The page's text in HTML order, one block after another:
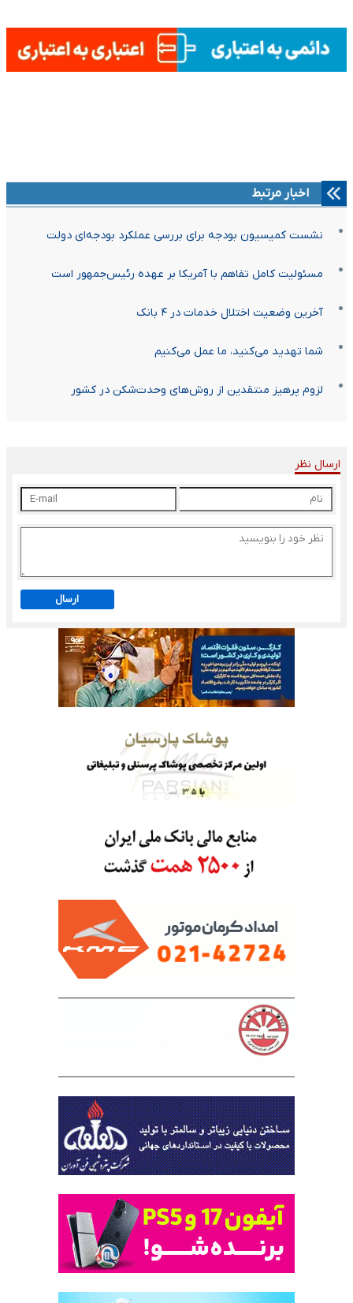
اخبار مرتبط
نشست کمیسیون بودجه برای بررسی عملکرد بودجه‌ای دولت
مسئولیت کامل تفاهم با آمریکا بر عهده رئیس‌جمهور است
آخرین وضعیت اختلال خدمات در ۴ بانک
شما تهدید می‌کنید، ما عمل می‌کنیم
لزوم پرهیز منتقدین از روش‌های وحدت‌شکن در کشور
ارسال نظر
ارسال